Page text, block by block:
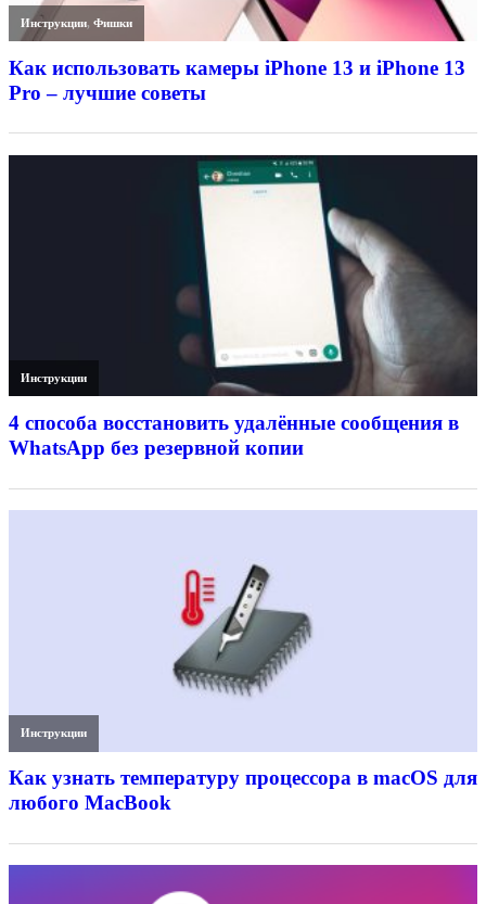
Инструкции,Фишки
Как использовать камеры iPhone 13 и iPhone 13
Pro – лучшие советы
Инструкции
4 способа восстановить удалённые сообщения в
WhatsApp без резервной копии
Инструкции
Как узнать температуру процессора в macOS для
любого MacBook